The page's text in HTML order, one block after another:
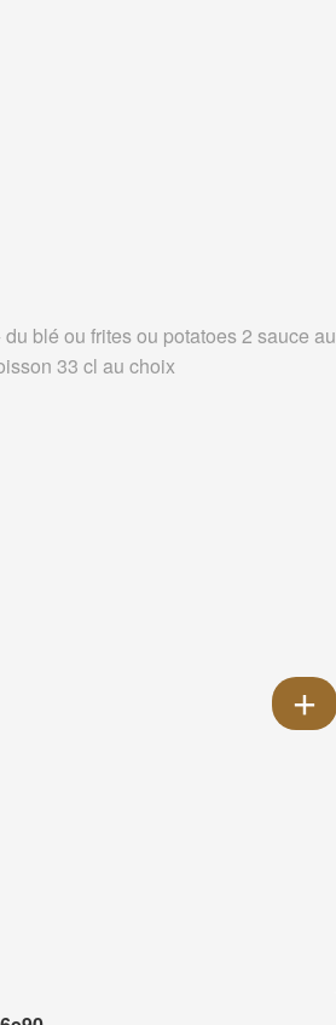
blé ou frites ou potatoes 2 sauce au
33 cl au choix